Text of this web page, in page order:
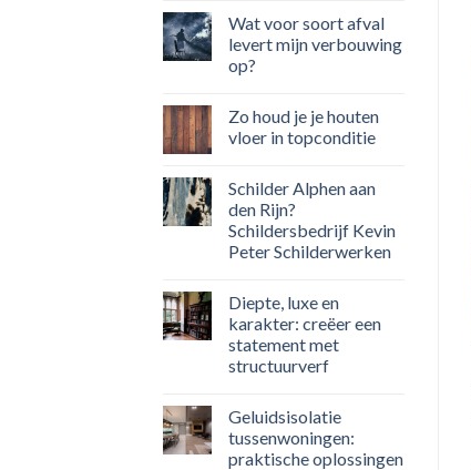
Wat voor soort afval
levert mijn verbouwing
op?
Zo houd je je houten
vloer in topconditie
Schilder Alphen aan
den Rijn?
Schildersbedrijf Kevin
Peter Schilderwerken
Diepte, luxe en
karakter: creëer een
statement met
structuurverf
Geluidsisolatie
tussenwoningen:
praktische oplossingen